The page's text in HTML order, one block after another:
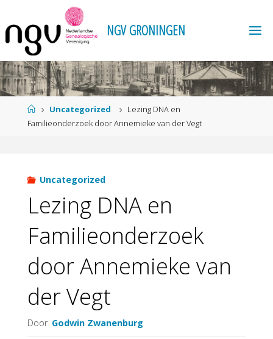
naar
inhoud
NGV GRONINGEN
HomeUncategorized
Lezing DNA en
Familieonderzoek door Annemieke van der Vegt
Uncategorized
Lezing DNA en
Familieonderzoek
door Annemieke van
der Vegt
Door Godwin Zwanenburg